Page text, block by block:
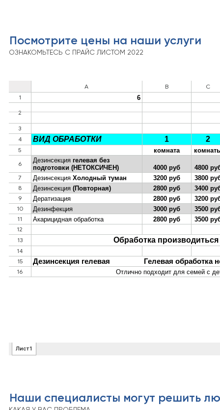
Посмотрите цены на наши услуги
ОЗНАКОМЬТЕСЬ С ПРАЙС ЛИСТОМ 2022
Наши специалисты могут решить